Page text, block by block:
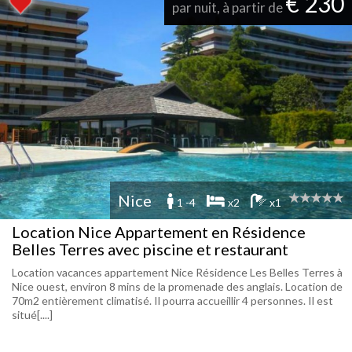
par nuit, à partir de
Nice 1 -4 x2 x1
Location Nice Appartement en Résidence
Belles Terres avec piscine et restaurant
Location vacances appartement Nice Résidence Les Belles Terres à
Nice ouest, environ 8 mins de la promenade des anglais. Location de
70m2 entièrement climatisé. Il pourra accueillir 4 personnes. Il est
situé[....]